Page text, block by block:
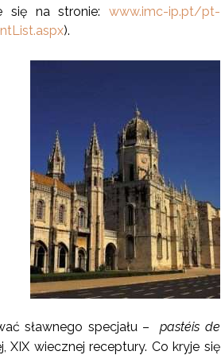
się na stronie: www.imc-ip.pt/pt-
).
sławnego specjału –pastéis de
XIX wiecznej receptury. Co kryje się